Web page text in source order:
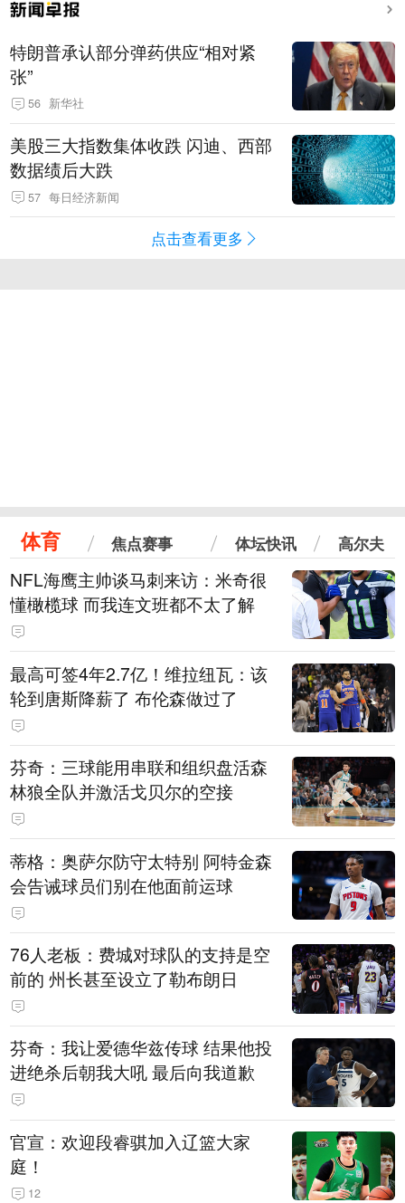
特朗普承认部分弹药供应“相对紧
张”
56 新华社
美股三大指数集体收跌 闪迪、西部
数据绩后大跌
57 每日经济新闻
点击查看更多
体育 焦点赛事 体坛快讯 高尔夫
NFL海鹰主帅谈马刺来访：米奇很
懂橄榄球 而我连文班都不太了解
最高可签4年2.7亿！维拉纽瓦：该
轮到唐斯降薪了 布伦森做过了
芬奇：三球能用串联和组织盘活森
林狼全队并激活戈贝尔的空接
蒂格：奥萨尔防守太特别 阿特金森
会告诫球员们别在他面前运球
76人老板：费城对球队的支持是空
前的 州长甚至设立了勒布朗日
芬奇：我让爱德华兹传球 结果他投
进绝杀后朝我大吼 最后向我道歉
官宣：欢迎段睿骐加入辽篮大家
庭！
12